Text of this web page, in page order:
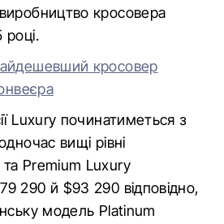
кросовера
кросовер
Luxury починатиметься з
вищі рівні
Premium Luxury
290 й $93 290 відповідно,
модель Platinum